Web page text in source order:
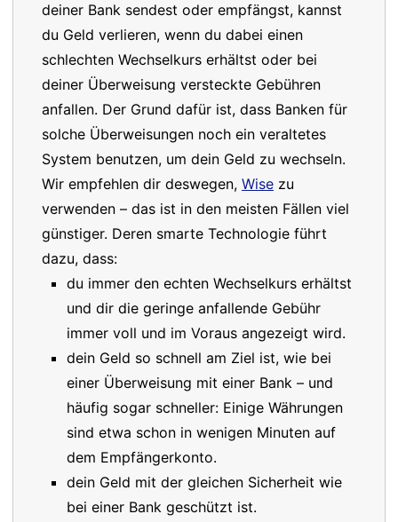
deiner Bank sendest oder empfängst, kannst
du Geld verlieren, wenn du dabei einen
schlechten Wechselkurs erhältst oder bei
deiner Überweisung versteckte Gebühren
anfallen. Der Grund dafür ist, dass Banken für
solche Überweisungen noch ein veraltetes
System benutzen, um dein Geld zu wechseln.
Wir empfehlen dir deswegen, Wise zu
verwenden – das ist in den meisten Fällen viel
günstiger. Deren smarte Technologie führt
dazu, dass:
du immer den echten Wechselkurs erhältst
und dir die geringe anfallende Gebühr
immer voll und im Voraus angezeigt wird.
dein Geld so schnell am Ziel ist, wie bei
einer Überweisung mit einer Bank – und
häufig sogar schneller: Einige Währungen
sind etwa schon in wenigen Minuten auf
dem Empfängerkonto.
dein Geld mit der gleichen Sicherheit wie
bei einer Bank geschützt ist.